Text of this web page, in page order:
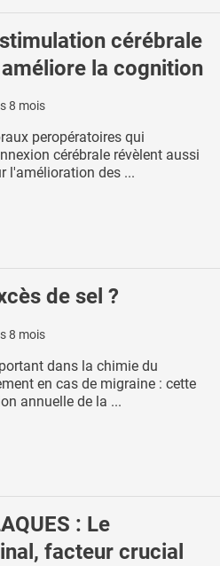
cérébrale
la cognition
8 mois
peropératoires qui
cérébrale révèlent aussi
l'amélioration des ...
de sel ?
8 mois
dans la chimie du
en cas de migraine : cette
annuelle de la ...
: Le
facteur crucial